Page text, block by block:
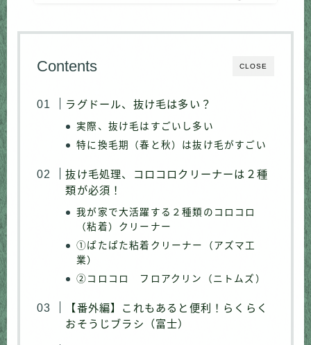
CLOSE
Contents
ラグドール、抜け毛は多い？
実際、抜け毛はすごいし多い
特に換毛期（春と秋）は抜け毛がすごい
抜け毛処理、コロコロクリーナーは２種
類が必須！
我が家で大活躍する２種類のコロコロ
（粘着）クリーナー
①ぱたぱた粘着クリーナー（アズマ工
業）
②コロコロ フロアクリン（ニトムズ）
【番外編】これもあると便利！らくらく
おそうじブラシ（富士）